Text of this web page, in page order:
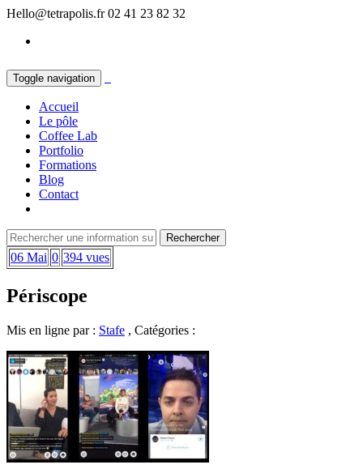
Hello@tetrapolis.fr 02 41 23 82 32
Toggle navigation
Accueil
Le pôle
Coffee Lab
Portfolio
Formations
Blog
Contact
06 Mai 0 394 vues
Périscope
Mis en ligne par : Stafe , Catégories :